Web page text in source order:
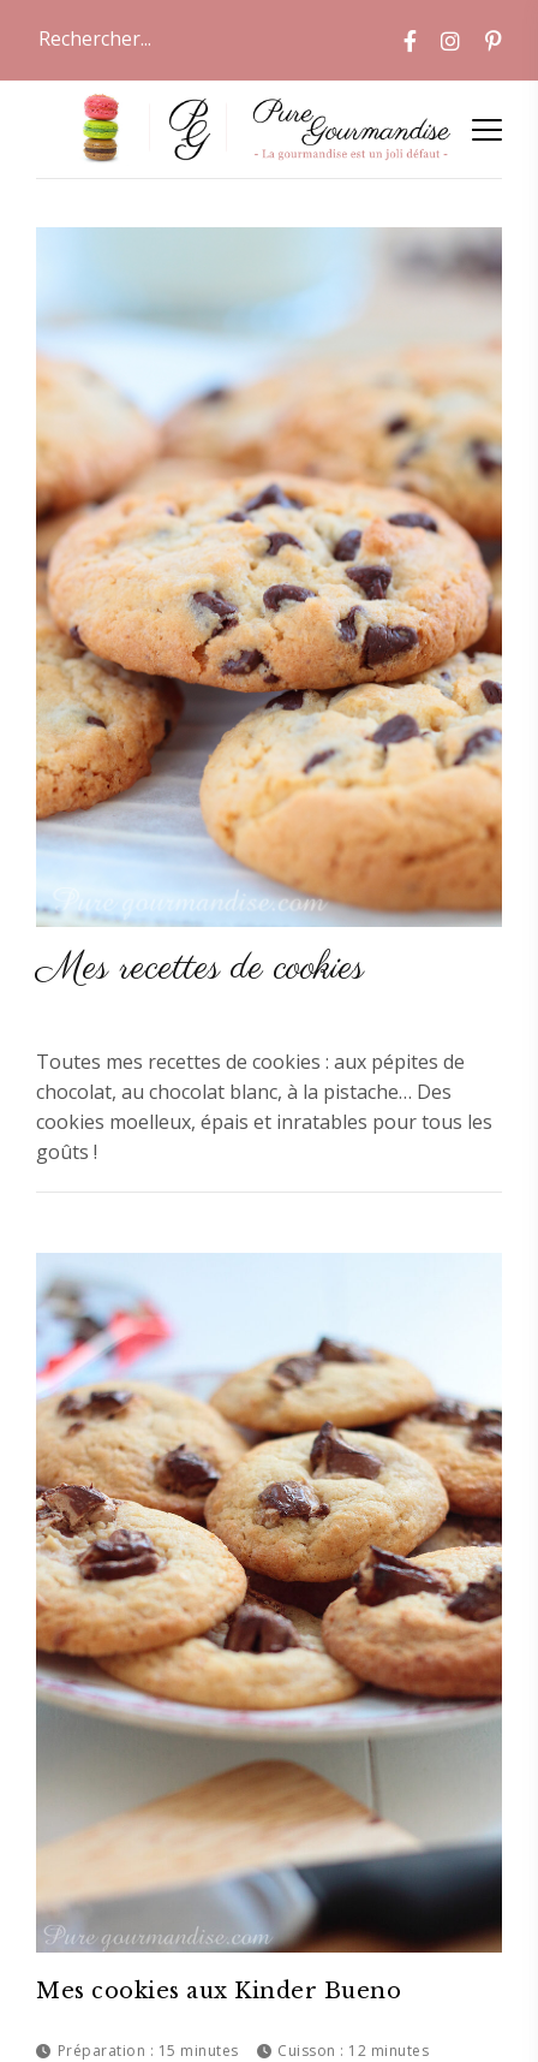
Mes recettes de cookies
Toutes mes recettes de cookies : aux pépites de
chocolat, au chocolat blanc, à la pistache… Des
cookies moelleux, épais et inratables pour tous les
goûts !
Mes cookies aux Kinder Bueno
Préparation : 15 minutes Cuisson : 12 minutes